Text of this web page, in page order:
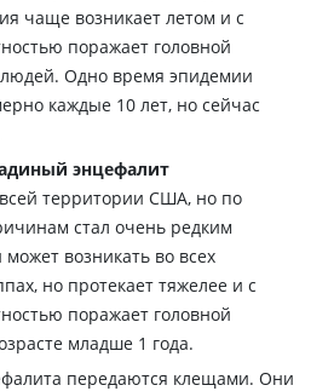
чаще возникает летом и с
поражает головной
Одно время эпидемии
каждые 10 лет, но сейчас
энцефалит
территории США, но по
стал очень редким
возникать во всех
но протекает тяжелее и с
поражает головной
младше 1 года.
передаются клещами. Они